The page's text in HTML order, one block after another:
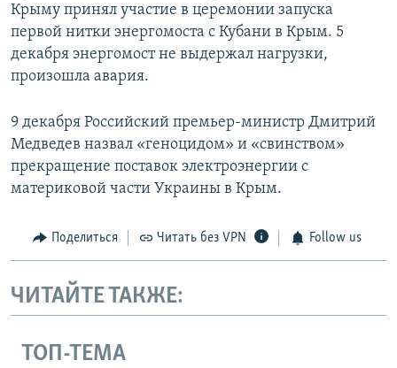
Крыму принял участие в церемонии запуска
первой нитки энергомоста с Кубани в Крым. 5
декабря энергомост не выдержал нагрузки,
произошла авария.
9 декабря Российский премьер-министр Дмитрий
Медведев назвал «геноцидом» и «свинством»
прекращение поставок электроэнергии с
материковой части Украины в Крым.
Поделиться Читать без VPN Follow us
ЧИТАЙТЕ ТАКЖЕ:
ТОП-ТЕМА